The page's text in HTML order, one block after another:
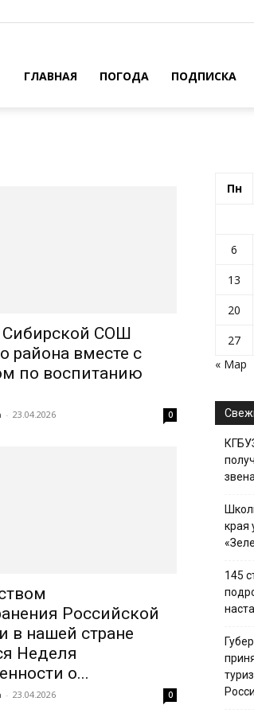
ГЛАВНАЯ ПОГОДА ПОДПИСКА
СОШ
района вместе с
по воспитанию
- 23.04.2026 0
Российской
в нашей стране
Неделя
о...
- 23.04.2026 0
Пн
6
13
20
27
« Мар
звена
края
145